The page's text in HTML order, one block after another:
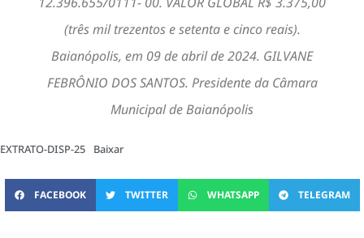
(três mil trezentos e setenta e cinco reais).
Baianópolis, em 09 de abril de 2024. GILVANE
FEBRÔNIO DOS SANTOS. Presidente da Câmara
Municipal de Baianópolis
EXTRATO-DISP-25 Baixar
FACEBOOK TWITTER WHATSAPP TELEGRAM